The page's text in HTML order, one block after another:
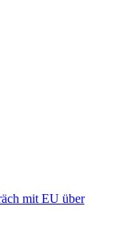
mit EU über